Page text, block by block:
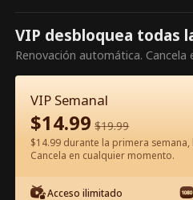
Es un
60
VIP desbloquea todas
Renovación automática.
VIP Semanal
$14.99 $19.99
$14.99 durante la primera
Cancela en cualquier momento.
Acceso ilimitado